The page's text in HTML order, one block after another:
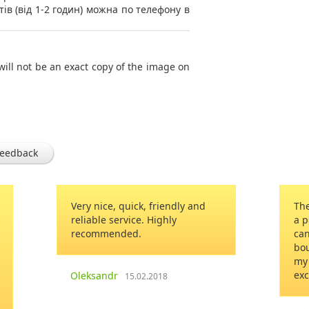
(від 1-2 годин) можна по телефону в
not be an exact copy of the image on
and
They were very beautiful. I saw
a picture. Her reaction was… “I
can’t get enough looking at the
excellent service!